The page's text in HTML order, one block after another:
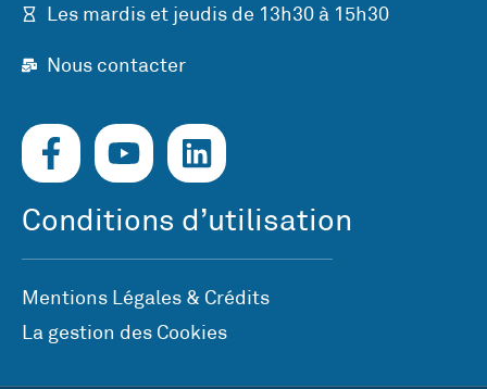
Les mardis et jeudis de 13h30 à 15h30
Nous contacter
Conditions d’utilisation
Mentions Légales & Crédits
La gestion des Cookies